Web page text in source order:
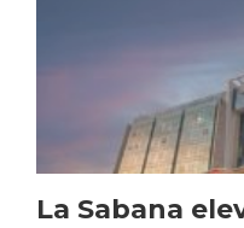
La Sabana